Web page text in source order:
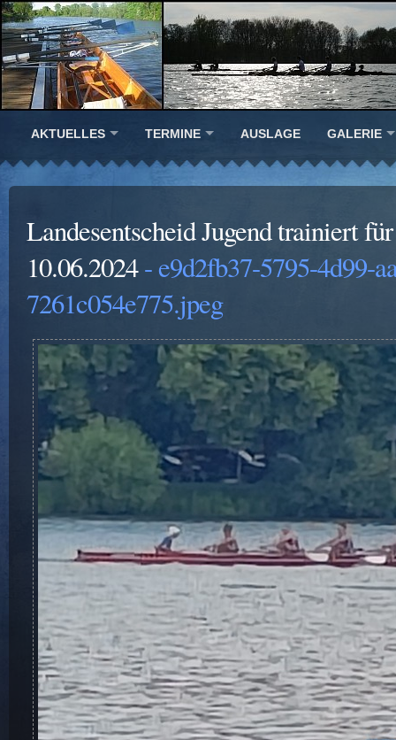
AKTUELLES TERMINE AUSLAGE GALERIE
Landesentscheid Jugend trainiert
10.06.2024- e9d2fb37-5795-4d99-
7261c054e775.jpeg